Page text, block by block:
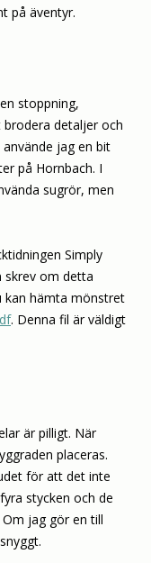
på äventyr.
stoppning,
detaljer och
jag en bit
på Hornbach. I
sugrör, men
Simply
skrev om detta
kan hämta mönstret
. Denna fil är väldigt
är pilligt. När
placeras.
för att det inte
stycken och de
jag gör en till